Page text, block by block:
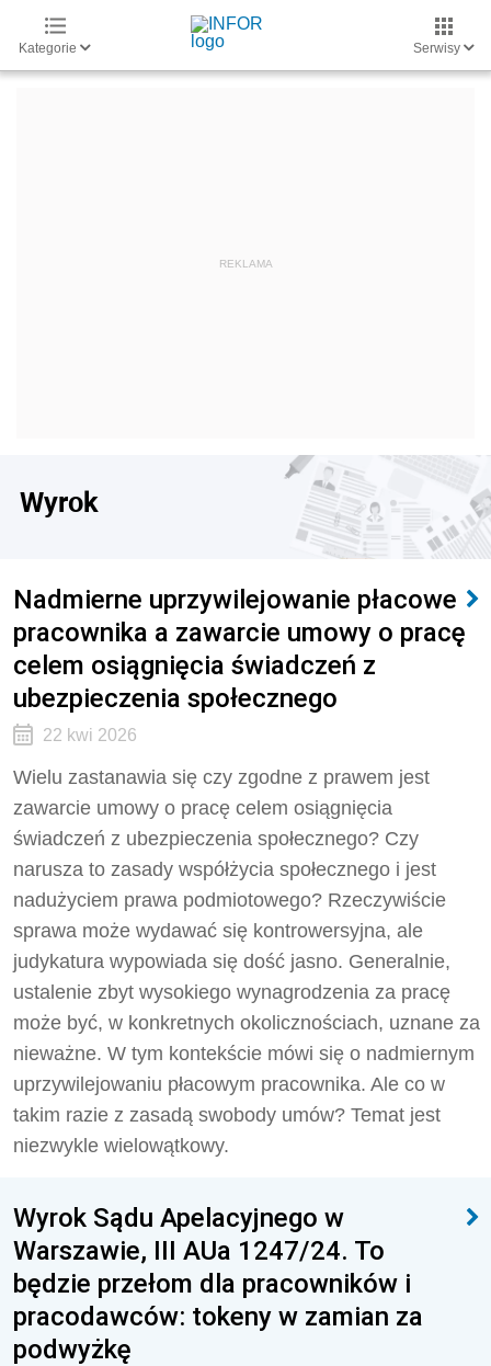
Kategorie Serwisy
Wyrok
Nadmierne uprzywilejowanie płacowe
pracownika a zawarcie umowy o pracę
celem osiągnięcia świadczeń z
ubezpieczenia społecznego
22 kwi 2026
Wielu zastanawia się czy zgodne z prawem jest
zawarcie umowy o pracę celem osiągnięcia
świadczeń z ubezpieczenia społecznego? Czy
narusza to zasady współżycia społecznego i jest
nadużyciem prawa podmiotowego? Rzeczywiście
sprawa może wydawać się kontrowersyjna, ale
judykatura wypowiada się dość jasno. Generalnie,
ustalenie zbyt wysokiego wynagrodzenia za pracę
może być, w konkretnych okolicznościach, uznane za
nieważne. W tym kontekście mówi się o nadmiernym
uprzywilejowaniu płacowym pracownika. Ale co w
takim razie z zasadą swobody umów? Temat jest
niezwykle wielowątkowy.
Wyrok Sądu Apelacyjnego w
Warszawie, III AUa 1247/24. To
będzie przełom dla pracowników i
pracodawców: tokeny w zamian za
podwyżkę